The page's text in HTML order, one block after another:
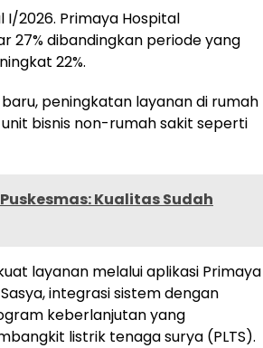
2026. Primaya Hospital
27% dibandingkan periode yang
22%.
peningkatan layanan di rumah
bisnis non-rumah sakit seperti
Kualitas Sudah
layanan melalui aplikasi Primaya
integrasi sistem dengan
keberlanjutan yang
listrik tenaga surya (PLTS).